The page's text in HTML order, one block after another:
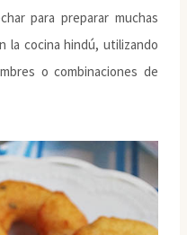
para preparar muchas
la cocina hindú, utilizando
o combinaciones de